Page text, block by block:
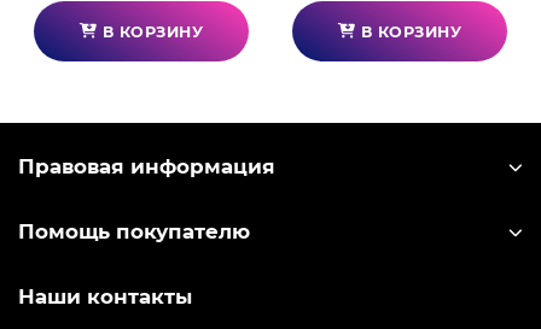
В КОРЗИНУ В КОРЗИНУ
Правовая информация
Помощь покупателю
Наши контакты